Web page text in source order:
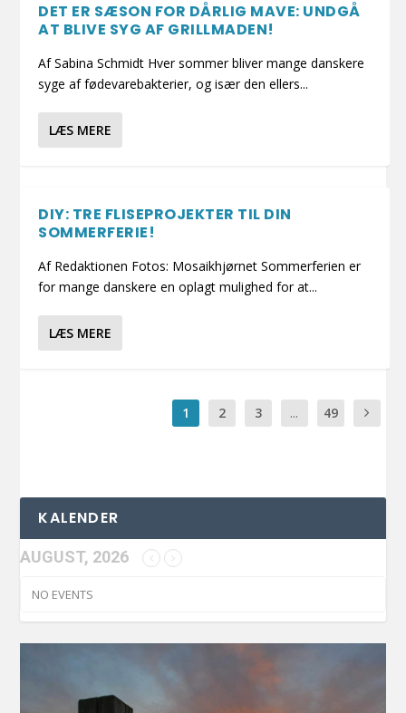
DET ER SÆSON FOR DÅRLIG MAVE: UNDGÅ
AT BLIVE SYG AF GRILLMADEN!
Af Sabina Schmidt Hver sommer bliver mange danskere
syge af fødevarebakterier, og især den ellers...
LÆS MERE
DIY: TRE FLISEPROJEKTER TIL DIN
SOMMERFERIE!
Af Redaktionen Fotos: Mosaikhjørnet Sommerferien er
for mange danskere en oplagt mulighed for at...
LÆS MERE
1 2 3 ... 49
KALENDER
AUGUST, 2026
NO EVENTS